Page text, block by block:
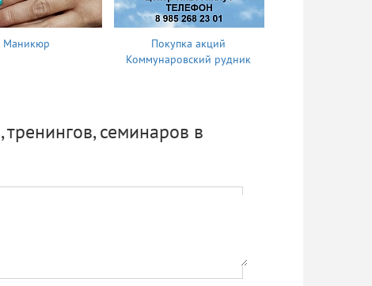
Маникюр
Покупка акций
Коммунаровский рудник
семинаров в